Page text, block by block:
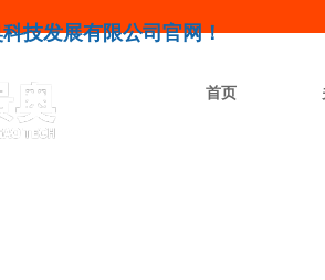
技发展有限公司官网！
首页